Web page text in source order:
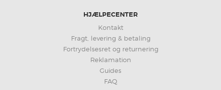
HJÆLPECENTER
Kontakt
Fragt, levering & betaling
Fortrydelsesret og returnering
Reklamation
Guides
FAQ